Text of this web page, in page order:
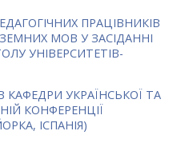
ПРАЦІВНИКІВ
МОВ У ЗАСІДАННІ
УНІВЕРСИТЕТІВ-
КАФЕДРИ УКРАЇНСЬКОЇ ТА
КОНФЕРЕНЦІЇ
ІСПАНІЯ)